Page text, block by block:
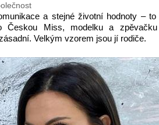
a stejné životní hodnoty –
Českou Miss, modelku a
Velkým vzorem jsou jí rodiče.